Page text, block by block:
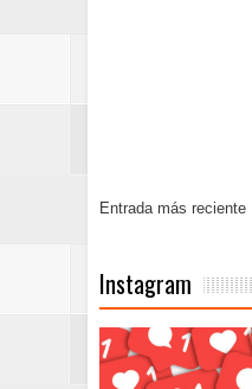
Entrada más reciente
Instagram